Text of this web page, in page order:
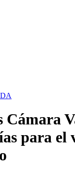
Cámara
para el